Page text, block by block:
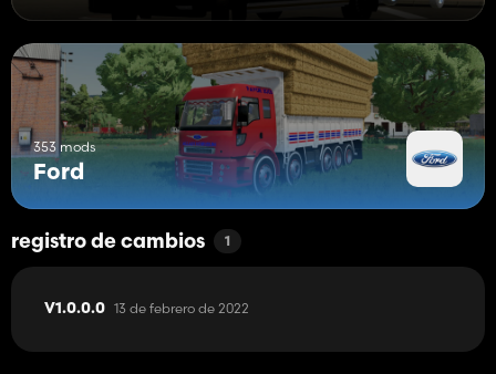
353 mods
Ford
registro de cambios 1
V1.0.0.0 13 de febrero de 2022